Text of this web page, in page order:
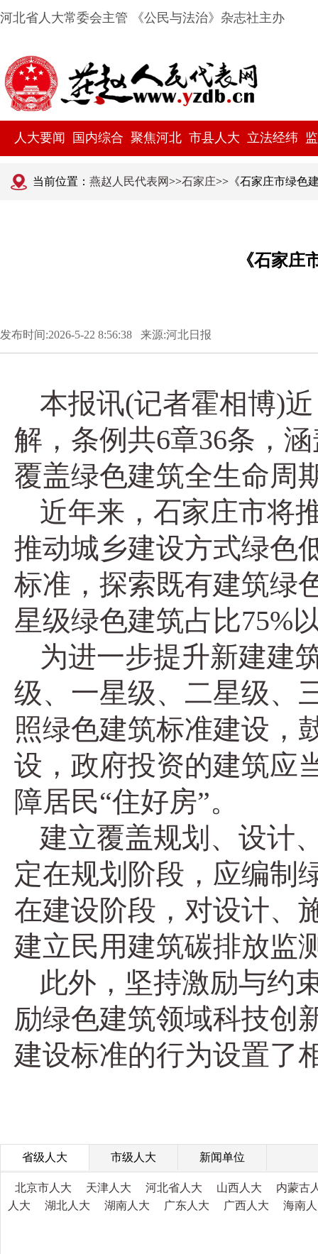
河北省人大常委会主管 《公民与法治》杂志社主办
人大要闻 国内综合 聚焦河北 市县人大 立法经纬
当前位置： 燕赵人民代表网>>石家庄>>《石家庄市绿色
《石家庄
发布时间:2026-5-22 8:56:38 来源:河北日报
本报讯(记者霍相博)
解，条例共6章36条，
覆盖绿色建筑全生命周
近年来，石家庄市将
推动城乡建设方式绿色
标准，探索既有建筑绿
星级绿色建筑占比75%
为进一步提升新建建
级、一星级、二星级、
照绿色建筑标准建设，
设，政府投资的建筑应
障居民“住好房”。
建立覆盖规划、设计
定在规划阶段，应编制
在建设阶段，对设计、
建立民用建筑碳排放监
此外，坚持激励与约
励绿色建筑领域科技创
建设标准的行为设置了
省级人大 市级人大 新闻单位
北京市人大 天津人大 河北省人大 山西人大
内蒙古
人大
湖北人大 湖南人大 广东人大 广西人大 海南